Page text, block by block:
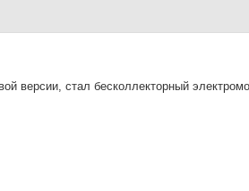
версии, стал бесколлекторный